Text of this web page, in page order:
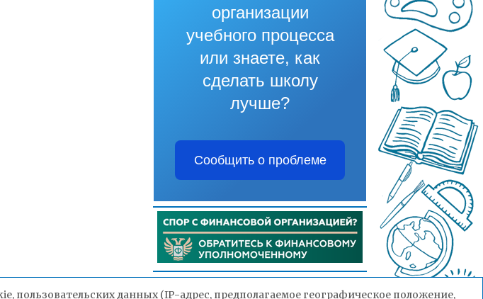
организации
учебного процесса
или знаете, как
сделать школу
лучше?
Сообщить о проблеме
пользовательских данных (IP-адрес, предполагаемое географическое положение,